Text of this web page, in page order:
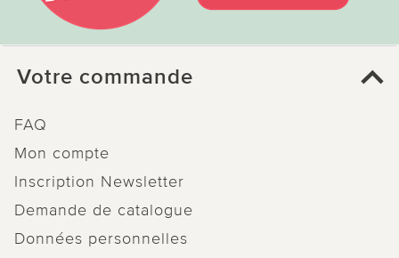
Votre commande
FAQ
Mon compte
Inscription Newsletter
Demande de catalogue
Données personnelles